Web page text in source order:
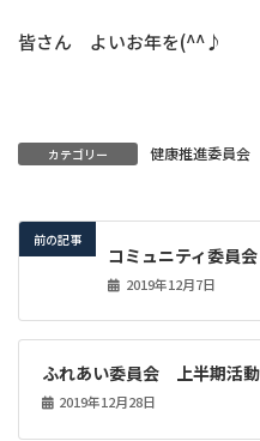
皆さん よいお年を(^^♪
カテゴリー 健康推進委員会
前の記事
コミュニティ委員
2019年12月7日
ふれあい委員会 上半期活
2019年12月28日